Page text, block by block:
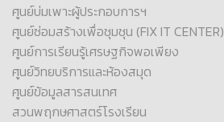
ศูนย์บ่มเพาะผู้ประกอบการฯ
ศูนย์ซ่อมสร้างเพื่อชุมชุน (FIX IT CENTER)
ศูนย์การเรียนรู้เศรษฐกิจพอเพียง
ศูนย์วิทยบริการและห้องสมุด
ศูนย์ข้อมูลสารสนเทศ
สวนพฤกษศาสตร์โรงเรียน